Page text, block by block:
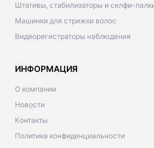
Штативы, стабилизаторы и селфи-
Машинки для стрижки волос
Видеорегистраторы наблюдения
ИНФОРМАЦИЯ
О компании
Новости
Контакты
Политика конфиденциальности